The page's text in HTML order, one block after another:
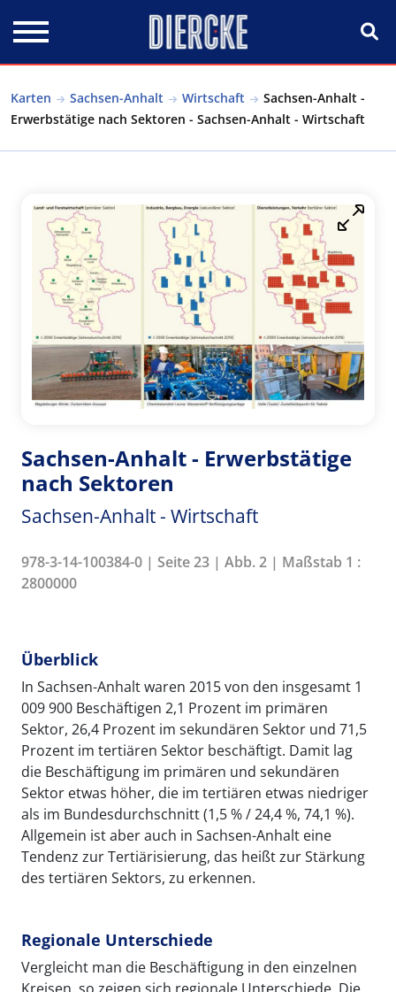
Karten Sachsen-Anhalt Wirtschaft
Sachsen-Anhalt -
Erwerbstätige nach Sektoren - Sachsen-Anhalt - Wirtschaft
Sachsen-Anhalt - Erwerbstätige
nach Sektoren
Sachsen-Anhalt - Wirtschaft
978-3-14-100384-0 | Seite 23 | Abb. 2 | Maßstab 1 :
2800000
Überblick
In Sachsen-Anhalt waren 2015 von den insgesamt 1
009 900 Beschäftigen 2,1 Prozent im primären
Sektor, 26,4 Prozent im sekundären Sektor und 71,5
Prozent im tertiären Sektor beschäftigt. Damit lag
die Beschäftigung im primären und sekundären
Sektor etwas höher, die im tertiären etwas niedriger
als im Bundesdurchschnitt (1,5 % / 24,4 %, 74,1 %).
Allgemein ist aber auch in Sachsen-Anhalt eine
Tendenz zur Tertiärisierung, das heißt zur Stärkung
des tertiären Sektors, zu erkennen.
Regionale Unterschiede
Vergleicht man die Beschäftigung in den einzelnen